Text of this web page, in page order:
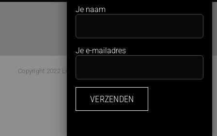
Copyright 2022 Luxury Gardens Magazine | All Rights Reserved |
Facebook
Instagram
Je naam
Je e-mailadres